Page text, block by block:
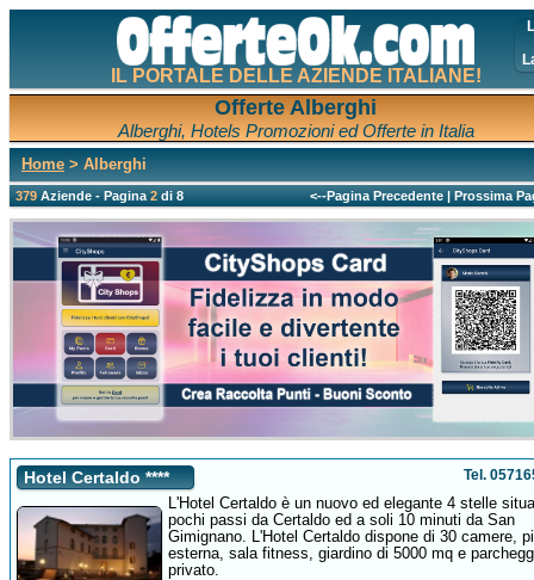
IL PORTALE DELLE AZIENDE ITALIANE!
Offerte Alberghi
Alberghi, Hotels Promozioni ed Offerte in Italia
Home > Alberghi
379Aziende - Pagina2di 8 <--Pagina Precedente|Prossima
Hotel Certaldo **** Tel.
L'Hotel Certaldo è un nuovo ed elegante 4 stelle
pochi passi da Certaldo ed a soli 10 minuti da San
Gimignano. L'Hotel Certaldo dispone di 30 camere,
esterna, sala fitness, giardino di 5000 mq e
privato.